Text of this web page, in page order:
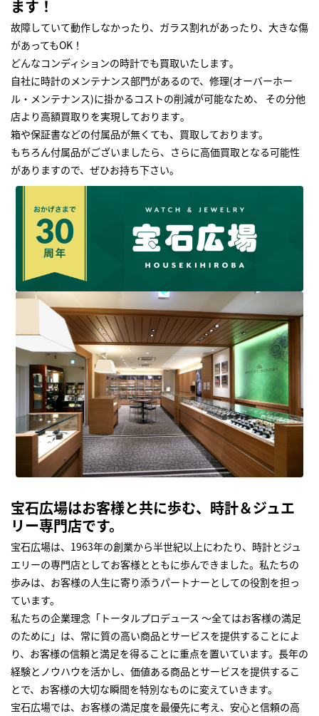
ます！
故障していて動作しなかったり、ガラス割れがあったり、大きな傷
があってもOK！
どんなコンディションの時計でも買取いたします｡
自社に時計のメンテナンス部門があるので、修理(オーバーホー
ル・メンテナンス)に掛かるコストの削減が可能なため、 その分他
店より高額買取りを実現しております｡
箱や保証書などの付属品が無くても、買取しております。
もちろん付属品がございましたら、さらに高価買取となる可能性
がありますので、ぜひお持ち下さい｡
宝石広場はお客様と共に歩む、時計＆ジュエ
リー専門店です。
宝石広場は、1963年の創業から半世紀以上にわたり、時計とジュ
エリーの専門店としてお客様とともに歩んできました。私たちの
歩みは、お客様の人生に寄り添うパートナーとしての役割を担っ
ています。
私たちの企業理念「トータルプロデュース ～全てはお客様の満足
のために」は、常に質の高い商品とサービスを提供することによ
り、お客様の信頼と満足を得ることに重点を置いています。長年の
経験とノウハウを活かし、価値ある商品とサービスを提供するこ
とで、お客様の大切な瞬間を特別なものに変えていきます。
宝石広場では、お客様の満足度を最優先に考え、安心と信頼の高